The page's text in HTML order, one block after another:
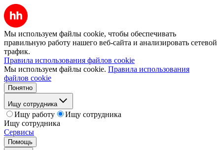
Мы используем файлы cookie, чтобы обеспечивать
правильную работу нашего веб-сайта и анализировать сетевой
трафик.
Правила использования файлов cookie
Мы используем файлы cookie. Правила использования
файлов cookie
Понятно
Ищу сотрудника
Ищу работу
Ищу сотрудника
Ищу сотрудника
Сервисы
Помощь